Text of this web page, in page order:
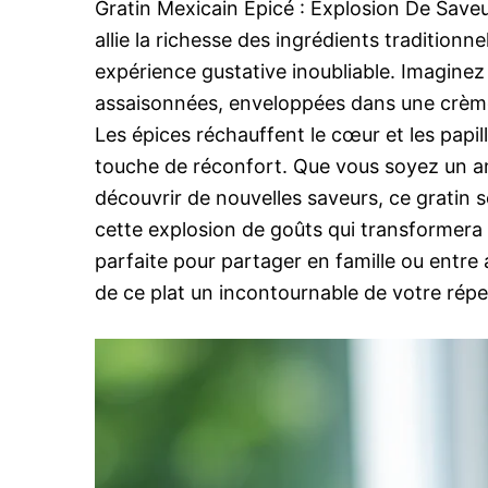
Gratin Mexicain Épicé : Explosion De
allie la richesse des ingrédients
expérience gustative inoubliable.
assaisonnées, enveloppées dans une
Les épices réchauffent le cœur et les
touche de réconfort. Que vous soyez un
découvrir de nouvelles saveurs, ce gratin
cette explosion de goûts qui
parfaite pour partager en famille ou entre
de ce plat un incontournable de votre